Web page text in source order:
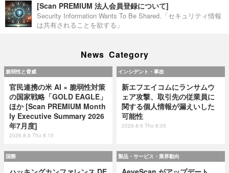
[Scan PREMIUM 法人会員登録について]
Security Information Wants To Be Shared.「セキュリティ情報
は共有されることを欲する」
News Category
脆弱性と脅威
官民連携の米 AI × 脆弱性対策
の国家戦略「GOLD EAGLE」
ほか [Scan PREMIUM Month
ly Executive Summary 2026
年7月度]
2026.8.6 Thu 8:15
インシデント・事故
新エフエイコムにランサムウ
ェア攻撃、取引先の従業員に
関する個人情報が漏えいした
可能性
2026.8.6 Thu 8:05
国際 製品・サービス・業界動向